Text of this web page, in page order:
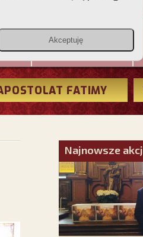
PCh24.pl
FATIMY
Najnowsze
Akceptuję